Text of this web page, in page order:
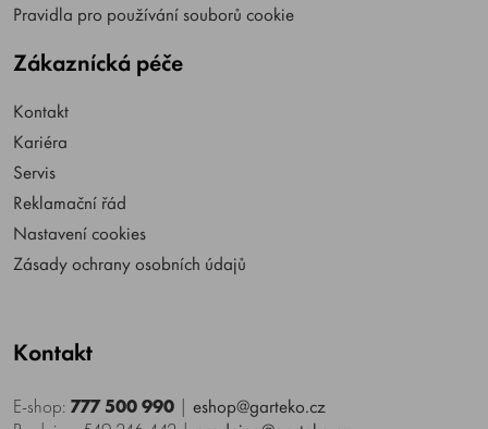
Pravidla pro používání souborů cookie
Zákaznícká péče
Kontakt
Kariéra
Servis
Reklamační řád
Nastavení cookies
Zásady ochrany osobních údajů
Kontakt
E-shop: 777 500 990 | eshop@garteko.cz